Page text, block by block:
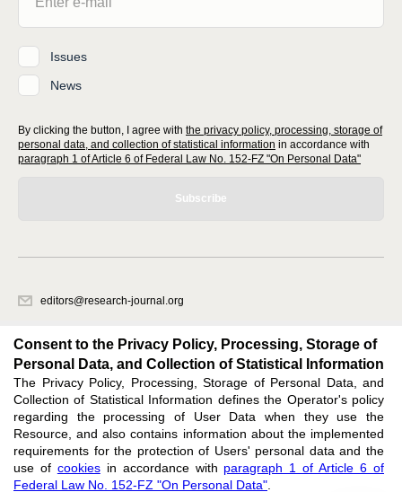
Issues
News
By clicking the button, I agree with the privacy policy, processing, storage of
personal data, and collection of statistical information in accordance with
paragraph 1 of Article 6 of Federal Law No. 152-FZ "On Personal Data"
Subscribe
editors@research-journal.org
office 1
Feedback
Support: editors@research-journal.org
Consent to the Privacy Policy, Processing, Storage of
Personal Data, and Collection of Statistical Information
The Privacy Policy, Processing, Storage of Personal Data, and
Collection of Statistical Information defines the Operator's policy
regarding the processing of User Data when they use the
Resource, and also contains information about the implemented
requirements for the protection of Users' personal data and the
use of cookiesin accordance with paragraph 1 of Article 6 of
Federal Law No. 152-FZ "On Personal Data"